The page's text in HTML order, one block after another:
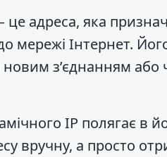
адреса, яка
мережі Інтернет.
з’єднанням або
IP полягає в
вручну, а просто